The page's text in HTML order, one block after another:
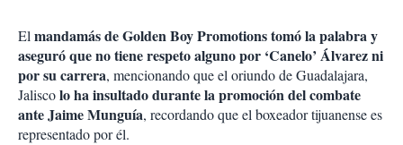
Elmandamás de Golden Boy Promotions tomó la palabra y
aseguró que no tiene respeto alguno por ‘Canelo’ Álvarez ni
por su carrera, mencionando que el oriundo de Guadalajara,
Jaliscolo ha insultado durante la promoción del combate
ante Jaime Munguía, recordando que el boxeador tijuanense es
representado por él.